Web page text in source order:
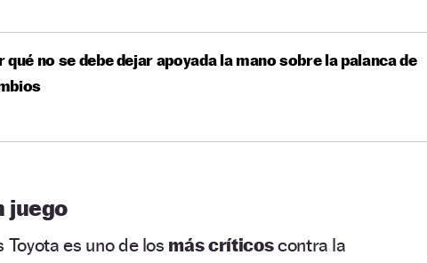
qué no se debe dejar apoyada la mano sobre la palanca de
juego
es uno de los más críticoscontra la